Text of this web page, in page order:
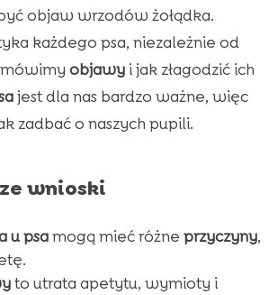
objawy wrzodów żołądka u
przyczyny wrzodów żołądka u
leczeniu wrzodów żołądka u psa
objawy wrzodów żołądka u psa
żołądka u psa
badań dla zdrowia psa
objaw wrzodów żołądka.
każdego psa, niezależnie od
objawyi jak złagodzić ich
jest dla nas bardzo ważne, więc
zadbać o naszych pupili.
wnioski
u psamogą mieć różne przyczyny,
to utrata apetytu, wymioty i